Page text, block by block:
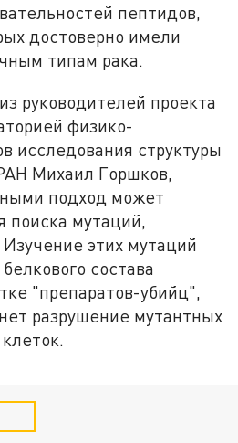
пептидов,
достоверно имели
типам рака.
руководителей проекта
физико-
исследования структуры
Михаил Горшков,
подход может
поиска мутаций,
этих мутаций
состава
"препаратов-убийц",
разрушение мутантных